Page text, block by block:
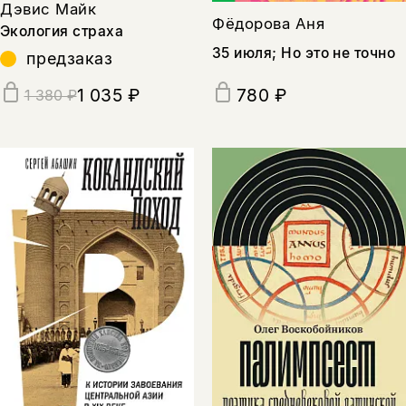
Дэвис Майк
Экология страха
предзаказ
1 380 ₽1 035 ₽
Фёдорова Аня
35 июля; Но это не точно
780 ₽